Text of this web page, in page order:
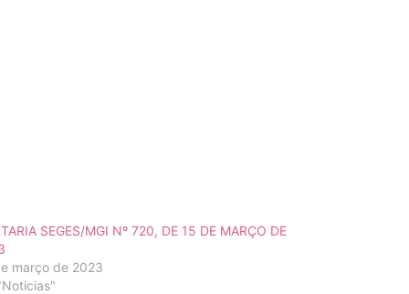
SEGES/MGI Nº 720, DE 15 DE MARÇO DE
março de 2023